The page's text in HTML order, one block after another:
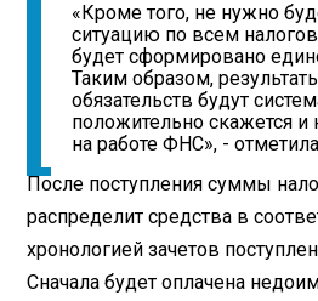
«Кроме того, не нужно
ситуацию по всем
будет сформировано
Таким образом,
обязательств будут
положительно скажется и
на работе ФНС», -
После поступления суммы
распределит средства в
хронологией зачетов
Сначала будет оплачена